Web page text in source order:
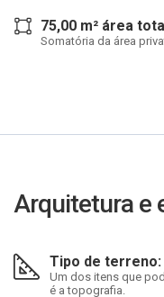
75,00 m² área
Somatória da área
Arquitetura e
Tipo de terreno:
Um dos itens que
é a topografia.